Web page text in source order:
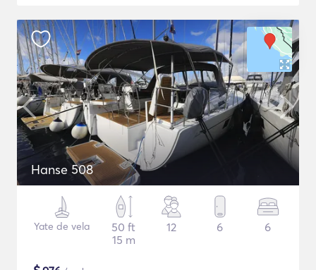
Hanse 508
Yate de vela
50 ft
15 m
12 6 6